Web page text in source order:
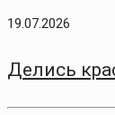
19.07.2026
Делись